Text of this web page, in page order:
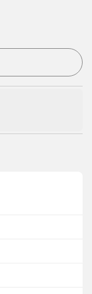
dig som medlem